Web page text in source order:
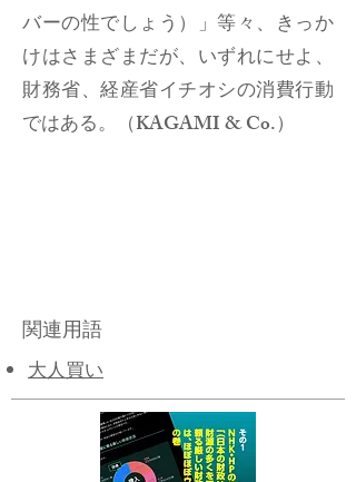
バーの性でしょう）」等々、きっか
けはさまざまだが、いずれにせよ、
財務省、経産省イチオシの消費行動
ではある。（KAGAMI & Co.）
関連用語
大人買い